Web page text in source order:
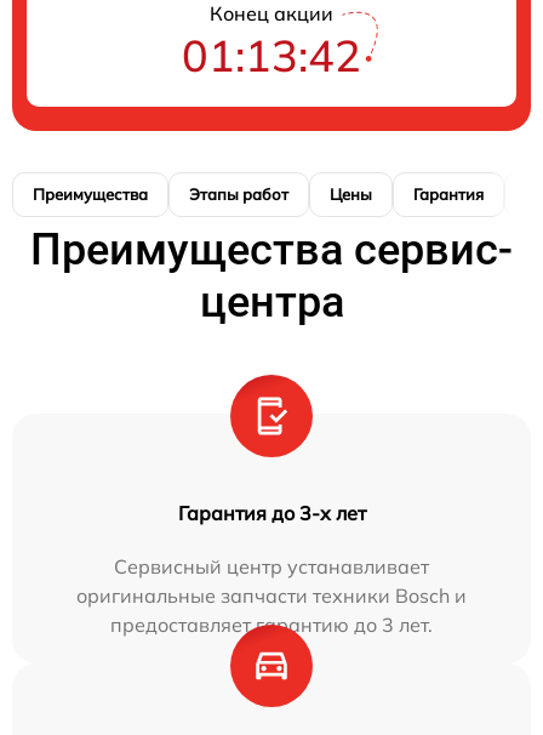
Конец акции
01:13:41
Преимущества Этапы работ Цены Гарантия
Преимущества сервис-
центра
Гарантия до 3-х лет
Сервисный центр устанавливает
оригинальные запчасти техники Bosch и
предоставляет гарантию до 3 лет.